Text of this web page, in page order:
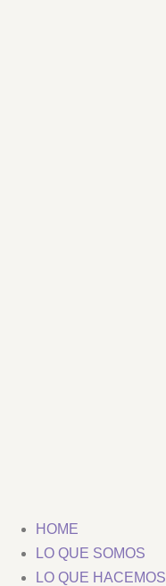
HOME
LO QUE SOMOS
LO QUE HACEMOS